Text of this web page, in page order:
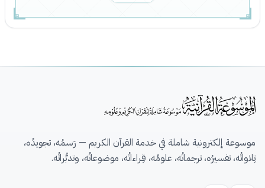
موسوعة إلكترونية شاملة في خدمة القرآن الكريم — رَسمُه، تجويدُه،
تِلاواتُه، تفسيرُه، ترجماتُه، علومُه، قِراءاتُه، موضوعاتُه، وتدبُّراتُه.